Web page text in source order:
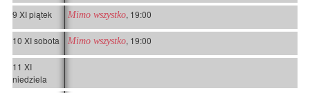
9 XI piątek
Mimo wszystko, 19:00
10 XI sobota Mimo wszystko, 19:00
11 XI
niedziela